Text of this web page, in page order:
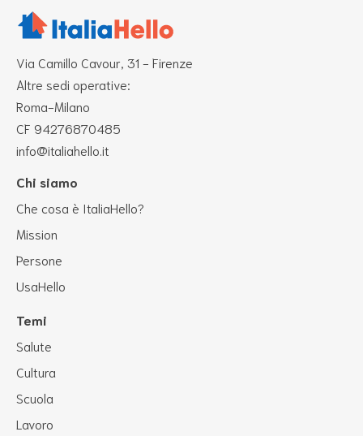
Via Camillo Cavour, 31 - Firenze
Altre sedi operative:
Roma-Milano
CF 94276870485
info@italiahello.it
Chi siamo
Che cosa è ItaliaHello?
Mission
Persone
UsaHello
Temi
Salute
Cultura
Scuola
Lavoro